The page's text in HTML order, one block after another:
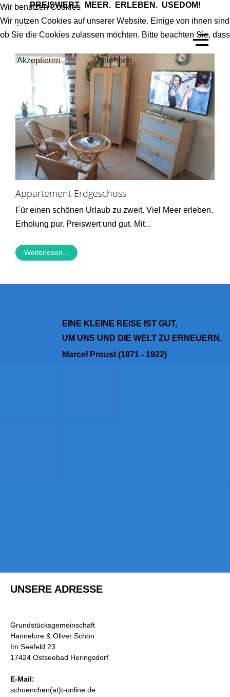
PREISWERT. MEER. ERLEBEN. USEDOM!
ALL
Appartement Erdgeschoss
Für einen schönen Urlaub zu zweit. Viel Meer erleben.
Erholung pur. Preiswert und gut. Mit...
Weiterlesen...
EINE KLEINE REISE IST GUT,
UM UNS UND DIE WELT ZU ERNEUERN.
Marcel Proust (1871 - 1922)
UNSERE ADRESSE
Grundstücksgemeinschaft
Hannelore & Oliver Schön
Im Seefeld 23
17424 Ostseebad Heringsdorf
E-Mail:
schoenchen(at)t-online.de
Wir benutzen Cookies
Wir nutzen Cookies auf unserer Website. Einige von ihnen
ob Sie die Cookies zulassen möchten. Bitte beachten Sie,
Akzeptieren Ablehnen